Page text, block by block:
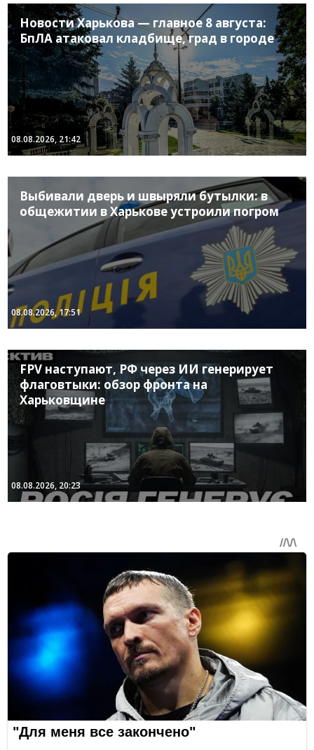
Новости Харькова — главное 8 августа:
БпЛА атаковал кладбище, град в городе
08.08.2026, 21:42
Выбивали дверь и швыряли бутылки: в
общежитии в Харькове устроили погром
08.08.2026, 17:51
FPV наступают, РФ через ИИ генерирует
флаговтыки: обзор фронта на
Харьковщине
08.08.2026, 20:23